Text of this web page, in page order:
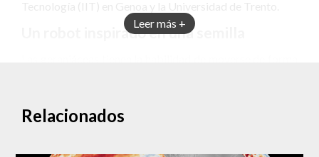
Leer más +
Un robot inspirado en una semilla
capaz de adaptarse al medio ambiente.
Relacionados